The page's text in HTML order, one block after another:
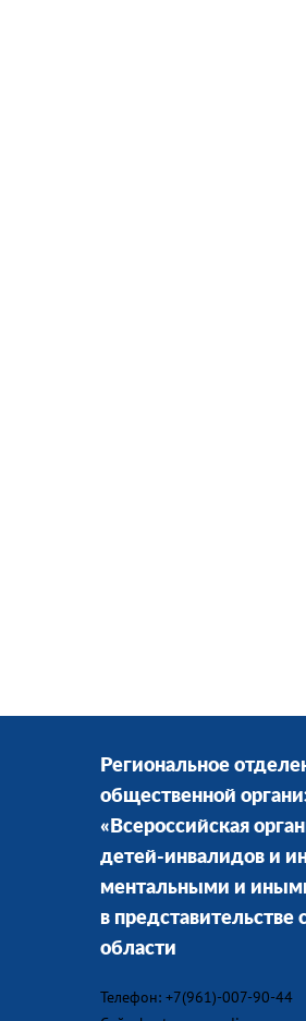
Региональное
общественной
«Всероссийская
детей-инвалидов и
ментальными и
в представительстве
области
Телефон: +7(961)-007-90-44